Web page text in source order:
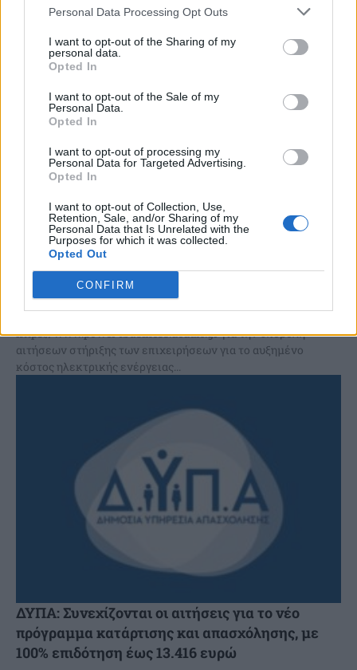
Personal Data Processing Opt Outs
I want to opt-out of the Sharing of my
personal data.
Opted In
I want to opt-out of the Sale of my
Personal Data.
Opted In
I want to opt-out of processing my
Personal Data for Targeted Advertising.
Opted In
I want to opt-out of Collection, Use,
Retention, Sale, and/or Sharing of my
Personal Data that Is Unrelated with the
Purposes for which it was collected.
Opted Out
CONFIRM
επιχειρήσεις, νομικά ή φυσικά πρόσωπα, για τη...
Από σήμερα οι αιτήσεις των επιχειρήσεων για
επιδότηση της κατανάλωσης ρεύματος
Ανοίγει σήμερα, Δευτέρα 12 Μαΐου η ηλεκτρονική
https://www.power4business.deddie.gr για την υποβολή
αιτήσεων στήριξης των επιχειρήσεων για το αυξημένο
κόστος ηλεκτρικής ενέργειας...
ΔΥΠΑ: Συνεχίζονται οι αιτήσεις για το νέο
πρόγραμμα κατάρτισης και απασχόλησης, με
100% επιδότηση έως 13.416 ευρώ